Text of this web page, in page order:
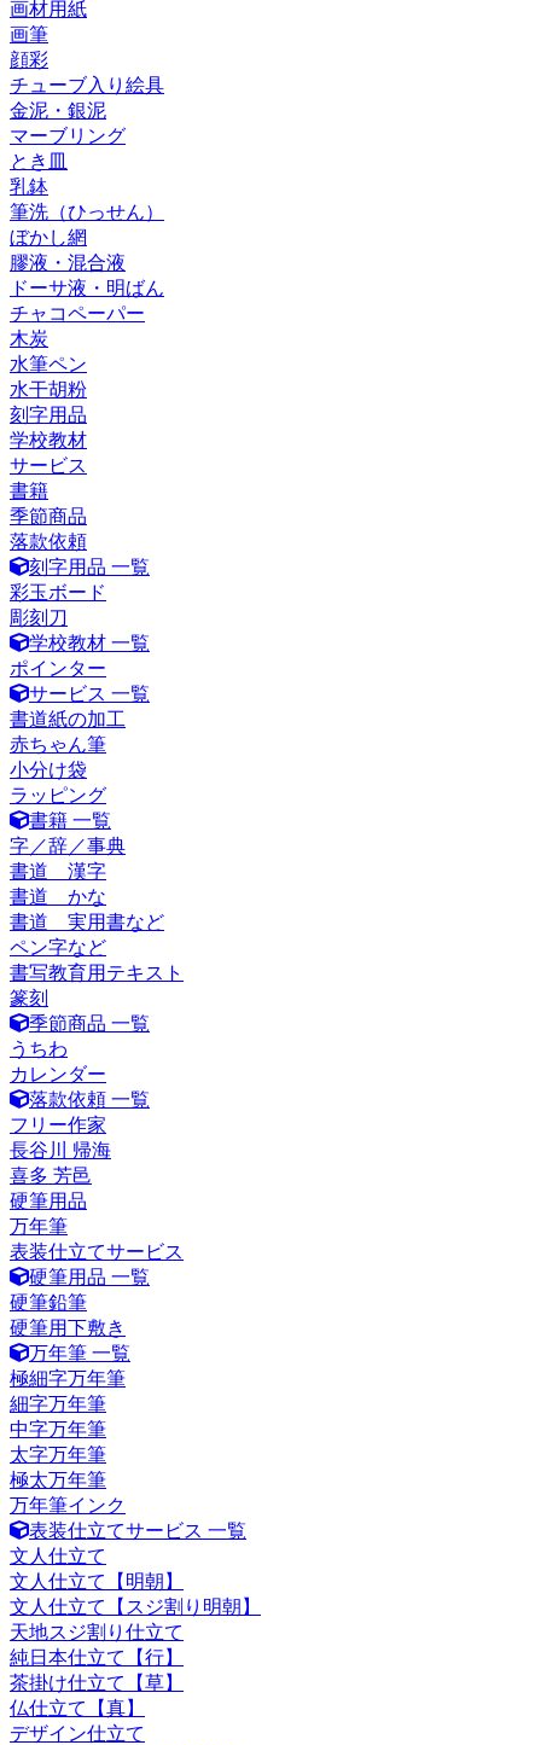
画材用紙
画筆
顔彩
チューブ入り絵具
金泥・銀泥
マーブリング
とき皿
乳鉢
筆洗（ひっせん）
ぼかし網
膠液・混合液
ドーサ液・明ばん
チャコペーパー
木炭
水筆ペン
水干胡粉
刻字用品
学校教材
サービス
書籍
季節商品
落款依頼
刻字用品 一覧
彩玉ボード
彫刻刀
学校教材 一覧
ポインター
サービス 一覧
書道紙の加工
赤ちゃん筆
小分け袋
ラッピング
書籍 一覧
字／辞／事典
書道 漢字
書道 かな
書道 実用書など
ペン字など
書写教育用テキスト
篆刻
季節商品 一覧
うちわ
カレンダー
落款依頼 一覧
フリー作家
長谷川 帰海
喜多 芳邑
硬筆用品
万年筆
表装仕立てサービス
硬筆用品 一覧
硬筆鉛筆
硬筆用下敷き
万年筆 一覧
極細字万年筆
細字万年筆
中字万年筆
太字万年筆
極太万年筆
万年筆インク
表装仕立てサービス 一覧
文人仕立て
文人仕立て【明朝】
文人仕立て【スジ割り明朝】
天地スジ割り仕立て
純日本仕立て【行】
茶掛け仕立て【草】
仏仕立て【真】
デザイン仕立て